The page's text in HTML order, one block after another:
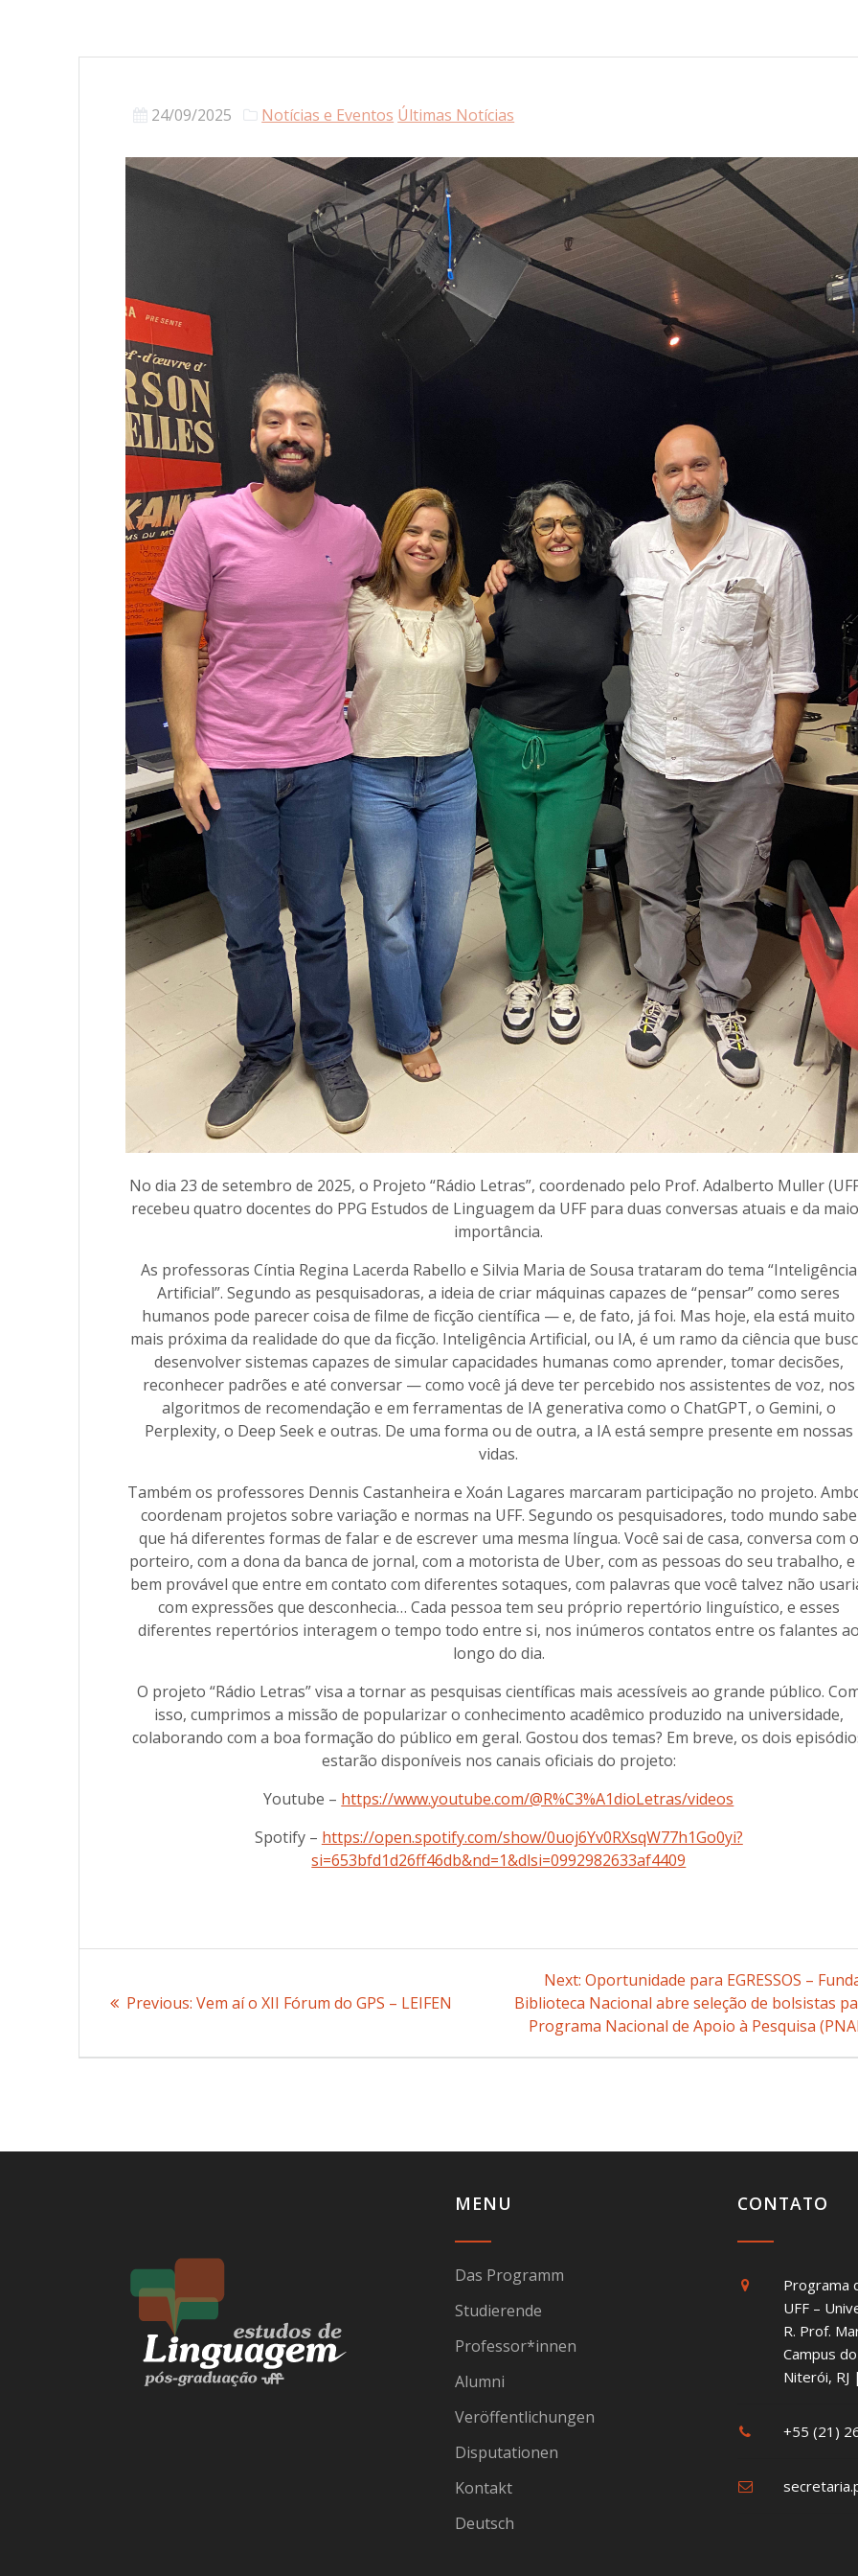
24/09/2025 Notícias e Eventos Últimas Notícias
No dia 23 de setembro de 2025, o Projeto “Rádio Letras”, coordenado pelo Prof. Adalberto Muller
recebeu quatro docentes do PPG Estudos de Linguagem da UFF para duas conversas atuais e da
importância.
As professoras Cíntia Regina Lacerda Rabello e Silvia Maria de Sousa trataram do tema “Inteligência
Artificial”. Segundo as pesquisadoras, a ideia de criar máquinas capazes de “pensar” como seres
humanos pode parecer coisa de filme de ficção científica — e, de fato, já foi. Mas hoje, ela está muito
mais próxima da realidade do que da ficção. Inteligência Artificial, ou IA, é um ramo da ciência que
desenvolver sistemas capazes de simular capacidades humanas como aprender, tomar decisões,
reconhecer padrões e até conversar — como você já deve ter percebido nos assistentes de voz, nos
algoritmos de recomendação e em ferramentas de IA generativa como o ChatGPT, o Gemini, o
Perplexity, o Deep Seek e outras. De uma forma ou de outra, a IA está sempre presente em nossas
vidas.
Também os professores Dennis Castanheira e Xoán Lagares marcaram participação no projeto.
coordenam projetos sobre variação e normas na UFF. Segundo os pesquisadores, todo mundo sabe
que há diferentes formas de falar e de escrever uma mesma língua. Você sai de casa, conversa com o
porteiro, com a dona da banca de jornal, com a motorista de Uber, com as pessoas do seu trabalho, e
bem provável que entre em contato com diferentes sotaques, com palavras que você talvez não
com expressões que desconhecia… Cada pessoa tem seu próprio repertório linguístico, e esses
diferentes repertórios interagem o tempo todo entre si, nos inúmeros contatos entre os falantes ao
longo do dia.
O projeto “Rádio Letras” visa a tornar as pesquisas científicas mais acessíveis ao grande público.
isso, cumprimos a missão de popularizar o conhecimento acadêmico produzido na universidade,
colaborando com a boa formação do público em geral. Gostou dos temas? Em breve, os dois
estarão disponíveis nos canais oficiais do projeto:
Youtube – https://www.youtube.com/@R%C3%A1dioLetras/videos
Spotify – https://open.spotify.com/show/0uoj6Yv0RXsqW77h1Go0yi?
si=653bfd1d26ff46db&nd=1&dlsi=0992982633af4409
navigation
Previous: Previous
Vem aí o XII Fórum do GPS – LEIFEN
Next: Next
post:
Oportunidade para EGRESSOS –
Biblioteca Nacional abre seleção de bolsistas
Programa Nacional de Apoio à Pesquisa
MENU
Das Programm
Studierende
Professor*innen
Alumni
Veröffentlichungen
Disputationen
Kontakt
Deutsch
CONTATO
Programa
UFF –
R. Prof.
Campus
Niterói, RJ
+55 (21)